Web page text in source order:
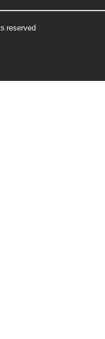
reserved